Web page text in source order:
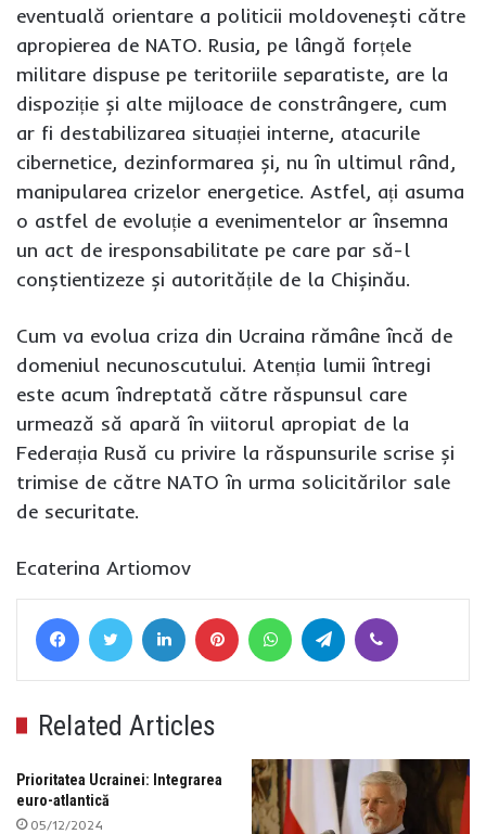
eventuală orientare a politicii moldovenești către
apropierea de NATO. Rusia, pe lângă forțele
militare dispuse pe teritoriile separatiste, are la
dispoziție și alte mijloace de constrângere, cum
ar fi destabilizarea situației interne, atacurile
cibernetice, dezinformarea și, nu în ultimul rând,
manipularea crizelor energetice. Astfel, ați asuma
o astfel de evoluție a evenimentelor ar însemna
un act de iresponsabilitate pe care par să-l
conștientizeze și autoritățile de la Chișinău.
Cum va evolua criza din Ucraina rămâne încă de
domeniul necunoscutului. Atenția lumii întregi
este acum îndreptată către răspunsul care
urmează să apară în viitorul apropiat de la
Federația Rusă cu privire la răspunsurile scrise și
trimise de către NATO în urma solicitărilor sale
de securitate.
Ecaterina Artiomov
FacebookTwitter LinkedIn Pinterest WhatsAppTelegram
Related Articles
Prioritatea Ucrainei: Integrarea
euro-atlantică
05/12/2024